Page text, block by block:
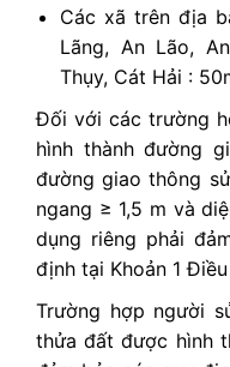
Các xã trên địa
Lãng, An Lão,
Thụy, Cát Hải :
Đối với các trường
hình thành đường
đường giao thông
ngang ≥ 1,5 m và
dụng riêng phải
định tại Khoản 1 Điều
Trường hợp người
thửa đất được hình